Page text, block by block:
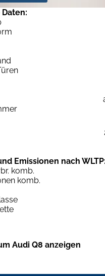
Emissionen nach WLTP:
komb.
komb.
Audi Q8 anzeigen